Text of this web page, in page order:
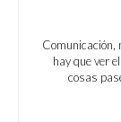
Comunicación,
hay que ver
cosas